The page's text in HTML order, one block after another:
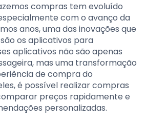
compras tem evoluído
com o avanço da
anos, uma das inovações que
os aplicativos para
aplicativos não são apenas
mas uma transformação
de compra do
é possível realizar compras
preços rapidamente e
personalizadas.